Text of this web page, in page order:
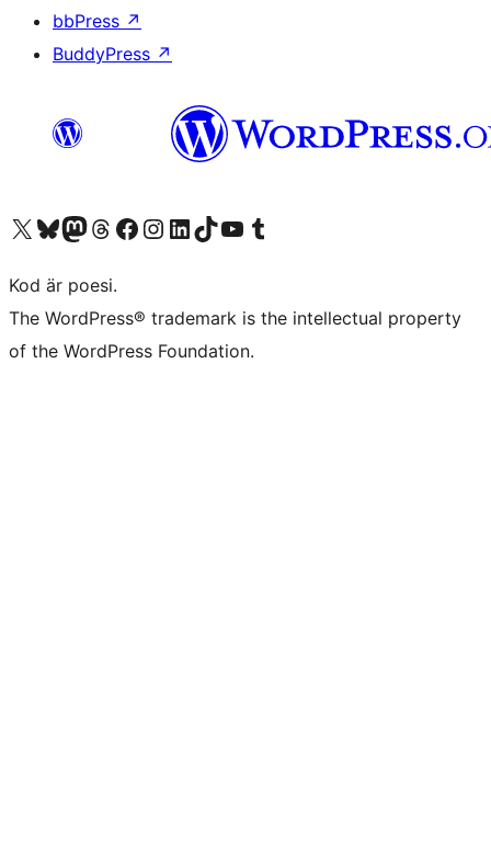
bbPress ↗
BuddyPress ↗
Besök vår X-konto (f.d. Twitter)
Besök vårt Bluesky-konto
Besök vårt Mastodon-konto
Besök vårt Thread-konto
Besök vår Facebook-sidaBesök vårt Instagram-konto
Besök vårt LinkedIn-konto
Besök vårt TikTok-konto
Besök vår YouTube-kanalBesök vårt Tumblr-konto
Kod är poesi.
The WordPress® trademark is the intellectual property
of the WordPress Foundation.